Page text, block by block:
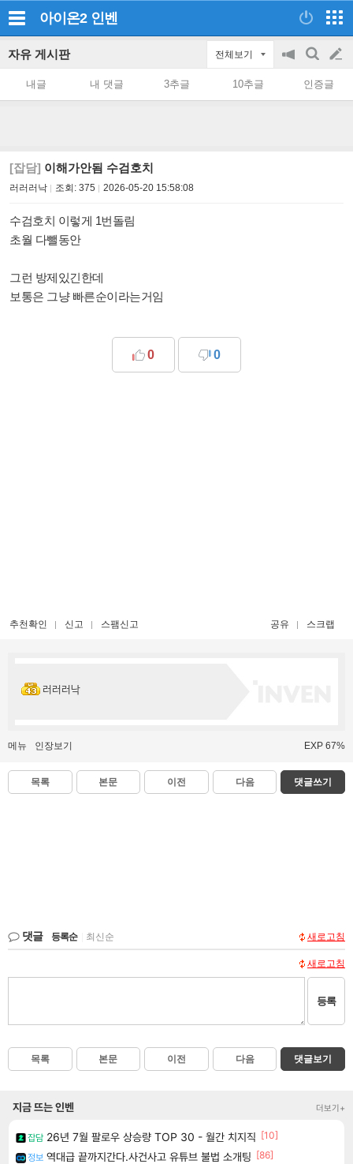
아이온2 인벤
자유 게시판 전체보기
공
on/off
검
색
글
쓰
내글 내 댓글 3추글 10추글 인증글
[잡담] 이해가안됨 수검호치
러러러낙 조회: 375 2026-05-20 15:58:08
수검호치 이렇게 1번돌림
초월 다뺄동안
그런 방제있긴한데
보통은 그냥 빠른순이라는거임
0 0
추천확인 신고 스팸신고 공유 스크랩
러러러낙
메뉴 인장보기 EXP 67%
목록 본문 이전 다음 댓글쓰기
댓글 등록순 최신순 새로고침
새로고침
등록
목록 본문 이전 다음 댓글보기
지금 뜨는 인벤 더보기+
잡담 26년 7월 팔로우 상승량 TOP 30 - 월간 치지직 [10]
정보 역대급 끝까지간다.사건사고 유튜브 불법 소개팅 [86]